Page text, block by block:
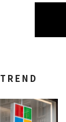
TREND